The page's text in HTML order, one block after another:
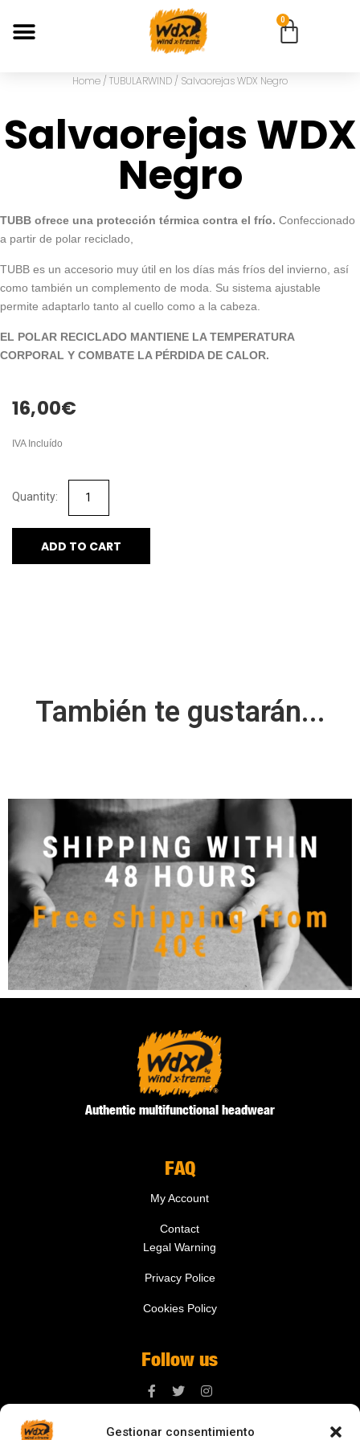
Gestionar consentimiento
0
Home / TUBULARWIND / Salvaorejas WDX Negro
Salvaorejas WDX
Negro
TUBB ofrece una protección térmica contra el frío. Confeccionado
a partir de polar reciclado,
TUBB es un accesorio muy útil en los días más fríos del invierno, así
como también un complemento de moda. Su sistema ajustable
permite adaptarlo tanto al cuello como a la cabeza.
EL POLAR RECICLADO MANTIENE LA TEMPERATURA
CORPORAL Y COMBATE LA PÉRDIDA DE CALOR.
16,00€
IVA Incluído
ADD TO CART
También te gustarán...
Authentic multifunctional headwear
FAQ
My Account
Contact
Legal Warning
Privacy Police
Cookies Policy
Follow us